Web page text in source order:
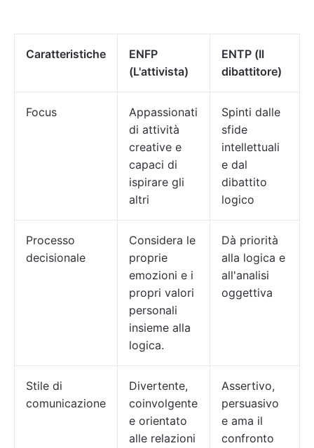
Caratteristiche
ENFP
(L'attivista)
ENTP (Il
dibattitore)
Focus
Appassionati
di attività
creative e
capaci di
ispirare gli
altri
Spinti dalle
sfide
intellettuali
e dal
dibattito
logico
Processo
decisionale
Considera le
proprie
emozioni e i
propri valori
personali
insieme alla
logica.
Dà priorità
alla logica e
all'analisi
oggettiva
Stile di
comunicazione
Divertente,
coinvolgente
e orientato
alle relazioni
Assertivo,
persuasivo
e ama il
confronto